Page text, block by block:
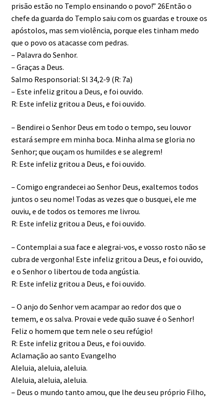
prisão estão no Templo ensinando o povo!” 26Então o
chefe da guarda do Templo saiu com os guardas e trouxe os
apóstolos, mas sem violência, porque eles tinham medo
que o povo os atacasse com pedras.
– Palavra do Senhor.
– Graças a Deus.
Salmo Responsorial: Sl 34,2-9 (R: 7a)
– Este infeliz gritou a Deus, e foi ouvido.
R: Este infeliz gritou a Deus, e foi ouvido.
– Bendirei o Senhor Deus em todo o tempo, seu louvor
estará sempre em minha boca. Minha alma se gloria no
Senhor; que ouçam os humildes e se alegrem!
R: Este infeliz gritou a Deus, e foi ouvido.
– Comigo engrandecei ao Senhor Deus, exaltemos todos
juntos o seu nome! Todas as vezes que o busquei, ele me
ouviu, e de todos os temores me livrou.
R: Este infeliz gritou a Deus, e foi ouvido.
– Contemplai a sua face e alegrai-vos, e vosso rosto não se
cubra de vergonha! Este infeliz gritou a Deus, e foi ouvido,
e o Senhor o libertou de toda angústia.
R: Este infeliz gritou a Deus, e foi ouvido.
– O anjo do Senhor vem acampar ao redor dos que o
temem, e os salva. Provai e vede quão suave é o Senhor!
Feliz o homem que tem nele o seu refúgio!
R: Este infeliz gritou a Deus, e foi ouvido.
Aclamação ao santo Evangelho
Aleluia, aleluia, aleluia.
Aleluia, aleluia, aleluia.
– Deus o mundo tanto amou, que lhe deu seu próprio Filho,